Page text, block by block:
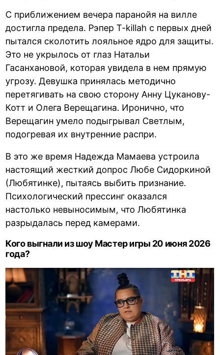
С приближением вечера паранойя на вилле
достигла предела. Рэпер T-killah с первых дней
пытался сколотить лояльное ядро для защиты.
Это не укрылось от глаз Натальи
Гасанхановой, которая увидела в нем прямую
угрозу. Девушка принялась методично
перетягивать на свою сторону Анну Цуканову-
Котт и Олега Верещагина. Иронично, что
Верещагин умело подыгрывал Светлым,
подогревая их внутренние распри.
В это же время Надежда Мамаева устроила
настоящий жесткий допрос Любе Сидоркиной
(Любятинке), пытаясь выбить признание.
Психологический прессинг оказался
настолько невыносимым, что Любятинка
разрыдалась перед камерами.
Кого выгнали из шоу Мастер игры 20 июня 2026
года?